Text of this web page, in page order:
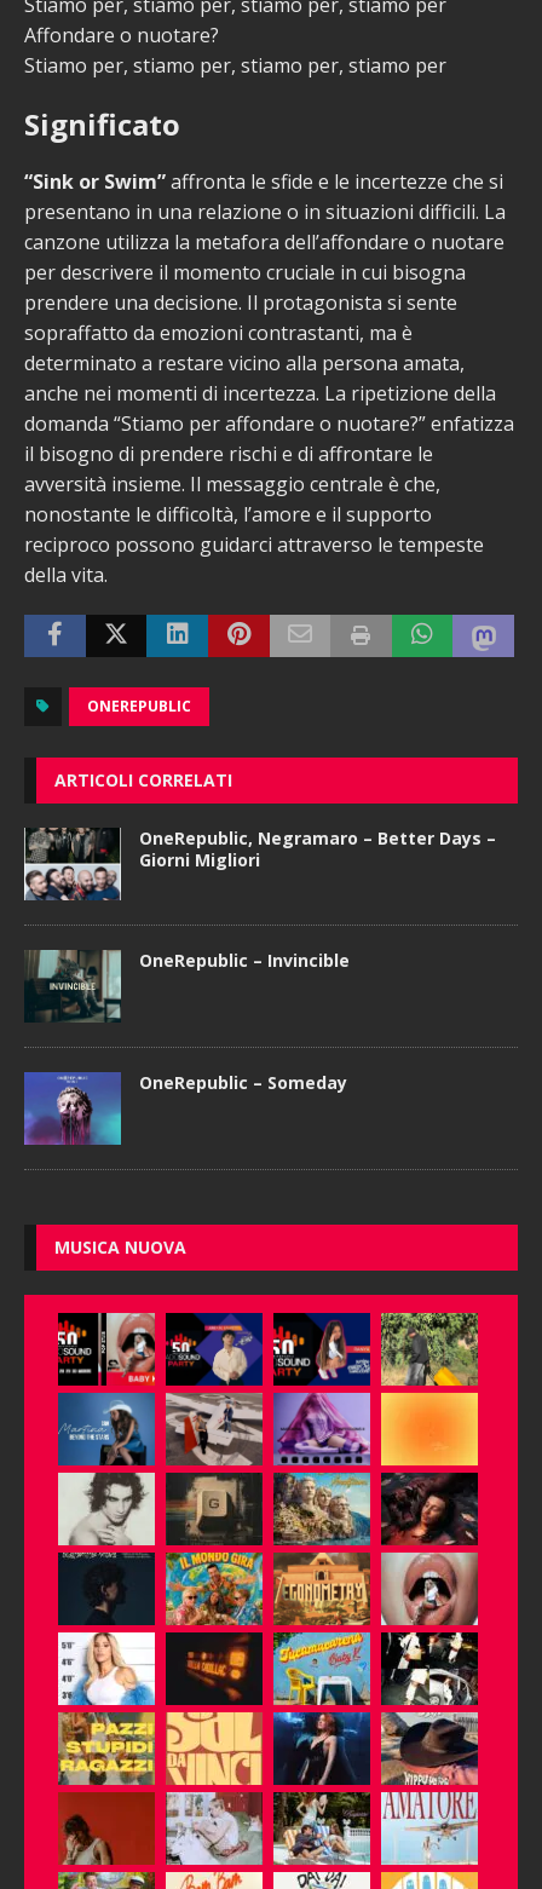
Affondare o nuotare?
Stiamo per, stiamo per, stiamo per, stiamo per
Significato
“Sink or Swim”affronta le sfide e le incertezze che si
presentano in una relazione o in situazioni difficili. La
canzone utilizza la metafora dell’affondare o nuotare
per descrivere il momento cruciale in cui bisogna
prendere una decisione. Il protagonista si sente
sopraffatto da emozioni contrastanti, ma è
determinato a restare vicino alla persona amata,
anche nei momenti di incertezza. La ripetizione della
domanda “Stiamo per affondare o nuotare?” enfatizza
il bisogno di prendere rischi e di affrontare le
avversità insieme. Il messaggio centrale è che,
nonostante le difficoltà, l’amore e il supporto
reciproco possono guidarci attraverso le tempeste
della vita.
ONEREPUBLIC
ARTICOLI CORRELATI
OneRepublic, Negramaro – Better Days –
Giorni Migliori
OneRepublic – Invincible
OneRepublic – Someday
MUSICA NUOVA